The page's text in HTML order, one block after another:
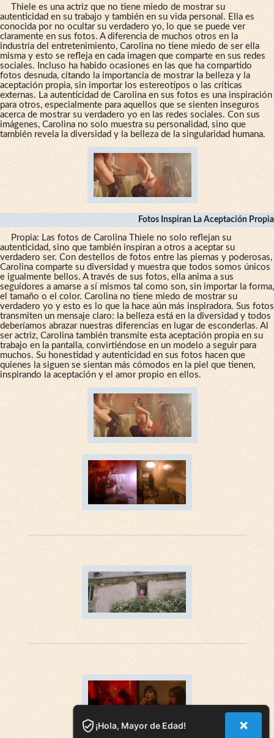
Thiele es una actriz que no tiene miedo de mostrar su
autenticidad en su trabajo y también en su vida personal. Ella es
conocida por no ocultar su verdadero yo, lo que se puede ver
claramente en sus fotos. A diferencia de muchos otros en la
industria del entretenimiento, Carolina no tiene miedo de ser ella
misma y esto se refleja en cada imagen que comparte en sus redes
sociales. Incluso ha habido ocasiones en las que ha compartido
fotos desnuda, citando la importancia de mostrar la belleza y la
aceptación propia, sin importar los estereotipos o las críticas
externas. La autenticidad de Carolina en sus fotos es una inspiración
para otros, especialmente para aquellos que se sienten inseguros
acerca de mostrar su verdadero yo en las redes sociales. Con sus
imágenes, Carolina no solo muestra su personalidad, sino que
también revela la diversidad y la belleza de la singularidad humana.
Fotos Inspiran La Aceptación Propia
Propia: Las fotos de Carolina Thiele no solo reflejan su
autenticidad, sino que también inspiran a otros a aceptar su
verdadero ser. Con destellos de fotos entre las piernas y poderosas,
Carolina comparte su diversidad y muestra que todos somos únicos
e igualmente bellos. A través de sus fotos, ella anima a sus
seguidores a amarse a sí mismos tal como son, sin importar la forma,
el tamaño o el color. Carolina no tiene miedo de mostrar su
verdadero yo y esto es lo que la hace aún más inspiradora. Sus fotos
transmiten un mensaje claro: la belleza está en la diversidad y todos
deberíamos abrazar nuestras diferencias en lugar de esconderlas. Al
ser actriz, Carolina también transmite esta aceptación propia en su
trabajo en la pantalla, convirtiéndose en un modelo a seguir para
muchos. Su honestidad y autenticidad en sus fotos hacen que
quienes la siguen se sientan más cómodos en la piel que tienen,
inspirando la aceptación y el amor propio en ellos.
¡Hola, Mayor de Edad!